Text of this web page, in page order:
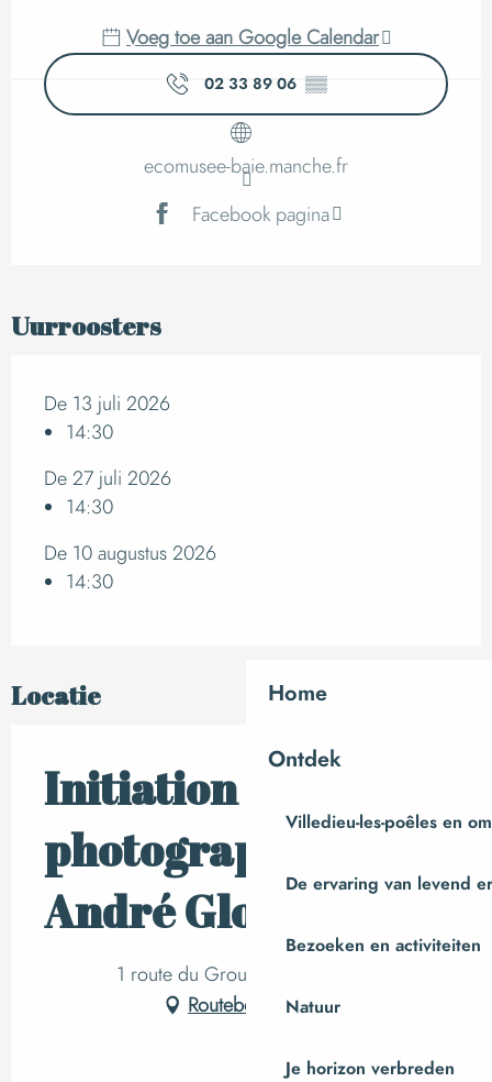
Home
Ontdek
Villedieu-les-poêles en
De ervaring van levend
Bezoeken en activiteiten
Natuur
Je horizon verbreden
Voeg toe aan Google Calendar
02 33 89 06 ▒▒
ecomusee-baie.manche.fr
Facebook pagina
Uurroosters
De 13 juli 2026
14:30
De 27 juli 2026
14:30
De 10 augustus 2026
14:30
Locatie
Initiation à la
photographie avec
André Gloux
1 route du Grouin du Sud, Vains
Routebeschrijving